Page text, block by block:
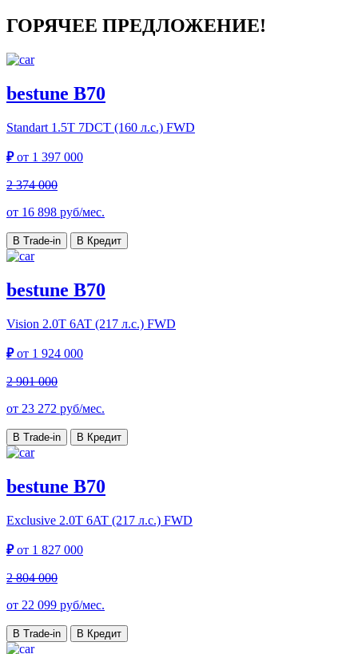
ГОРЯЧЕЕ ПРЕДЛОЖЕНИЕ!
bestune B70
Standart 1.5T 7DCT (160 л.с.) FWD
₽от 1 397 000
2 374 000
от 16 898 руб/мес.
В Trade-in В Кредит
bestune B70
Vision 2.0T 6AT (217 л.с.) FWD
₽от 1 924 000
2 901 000
от 23 272 руб/мес.
В Trade-in В Кредит
bestune B70
Exclusive 2.0T 6AT (217 л.с.) FWD
₽от 1 827 000
2 804 000
от 22 099 руб/мес.
В Trade-in В Кредит